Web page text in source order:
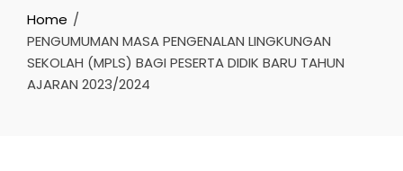
Home
PENGUMUMAN MASA PENGENALAN LINGKUNGAN
SEKOLAH (MPLS) BAGI PESERTA DIDIK BARU TAHUN
AJARAN 2023/2024